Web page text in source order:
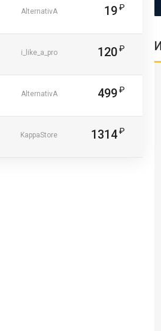
AlternativA 19
i_like_a_pro 120
AlternativA 499
KappaStore 1314